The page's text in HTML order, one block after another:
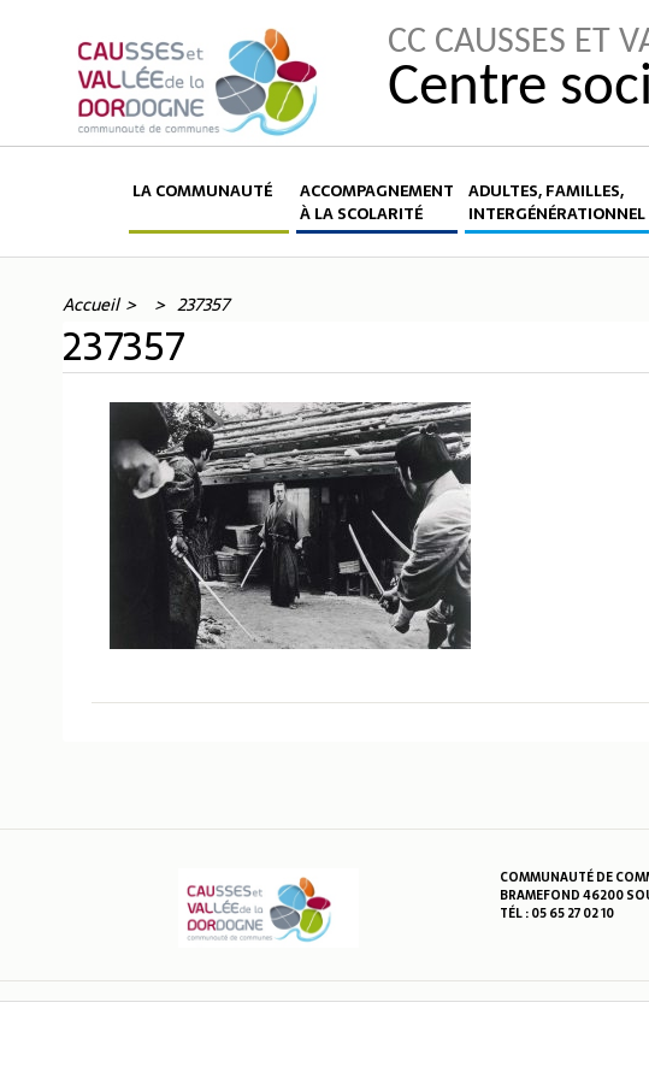
CC CAUSSES ET
Centre
LA COMMUNAUTÉ
ACCOMPAGNEMENT
À LA SCOLARITÉ
ADULTES, FAMILLES,
INTERGÉNÉRATIONNEL
Accueil 237357
237357
COMMUNAUTÉ DE
BRAMEFOND 46200
TÉL : 05 65 27 02 10